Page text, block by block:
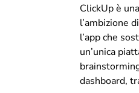
ClickUp è
l’ambizione
l’app che
un’unica
dashboard,